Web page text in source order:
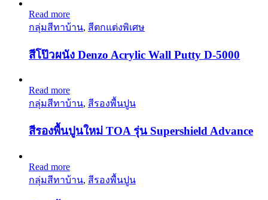
Read more
กลุ่มสีทาบ้าน, สีตกแต่งพิเศษ
สีโป๊วผนัง Denzo Acrylic Wall Putty D-5000
Read more
กลุ่มสีทาบ้าน, สีรองพื้นปูน
สีรองพื้นปูนใหม่ TOA รุ่น Supershield Advance
Read more
กลุ่มสีทาบ้าน, สีรองพื้นปูน